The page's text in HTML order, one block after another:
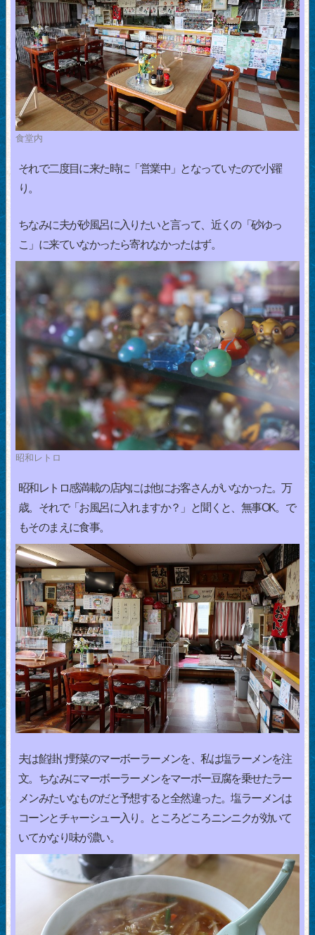
食堂内
それで二度目に来た時に「営業中」となっていたので小躍
り。
ちなみに夫が砂風呂に入りたいと言って、近くの「砂ゆっ
こ」に来ていなかったら寄れなかったはず。
昭和レトロ
昭和レトロ感満載の店内には他にお客さんがいなかった。万
歳。それで「お風呂に入れますか？」と聞くと、無事OK。で
もそのまえに食事。
夫は餡掛け野菜のマーボーラーメンを、私は塩ラーメンを注
文。ちなみにマーボーラーメンをマーボー豆腐を乗せたラー
メンみたいなものだと予想すると全然違った。塩ラーメンは
コーンとチャーシュー入り。ところどころニンニクが効いて
いてかなり味が濃い。